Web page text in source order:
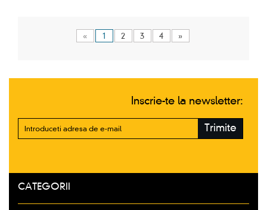
« 1 2 3 4 »
Inscrie-te la newsletter:
Trimite
CATEGORII